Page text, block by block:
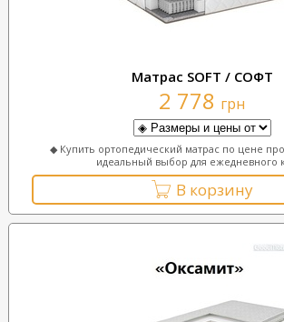
Матрас SOFT / СОФТ
2 778 грн
◆ Купить ортопедический матрас по цене
идеальный выбор для ежедневного
В корзину